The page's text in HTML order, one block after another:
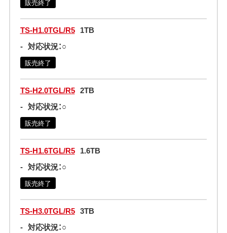
販売終了
TS-H1.0TGL/R5 1TB
- 対応状況：○
販売終了
TS-H2.0TGL/R5 2TB
- 対応状況：○
販売終了
TS-H1.6TGL/R5 1.6TB
- 対応状況：○
販売終了
TS-H3.0TGL/R5 3TB
- 対応状況：○